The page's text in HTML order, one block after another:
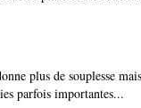
plus de souplesse
parfois importantes...